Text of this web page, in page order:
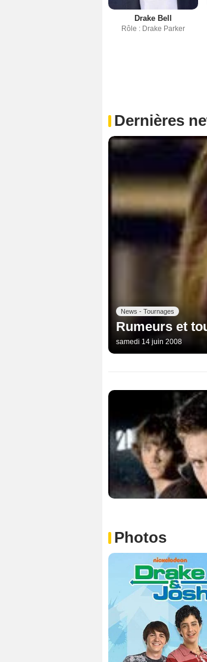
Drake Bell
Rôle : Drake Parker
Dernières
News - Tournages
Rumeurs et
samedi 14 juin 2008
Photos